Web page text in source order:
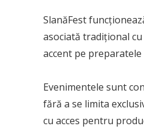
SlanăFest
asociată tradițional
accent pe
Evenimentele sunt
fără a se limita
cu acces pentru